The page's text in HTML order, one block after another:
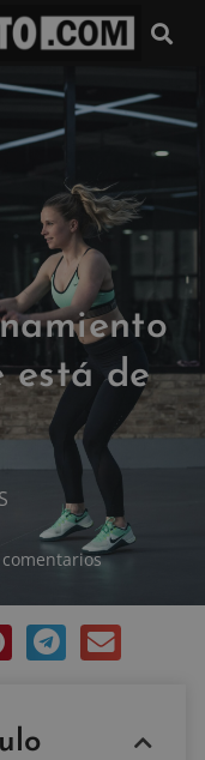
está de
comentarios